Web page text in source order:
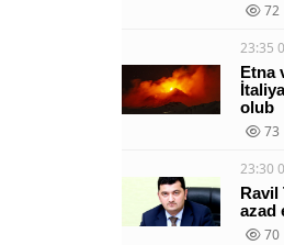
72
23:35
Etna
olub
73
23:30
Ravil
azad
70